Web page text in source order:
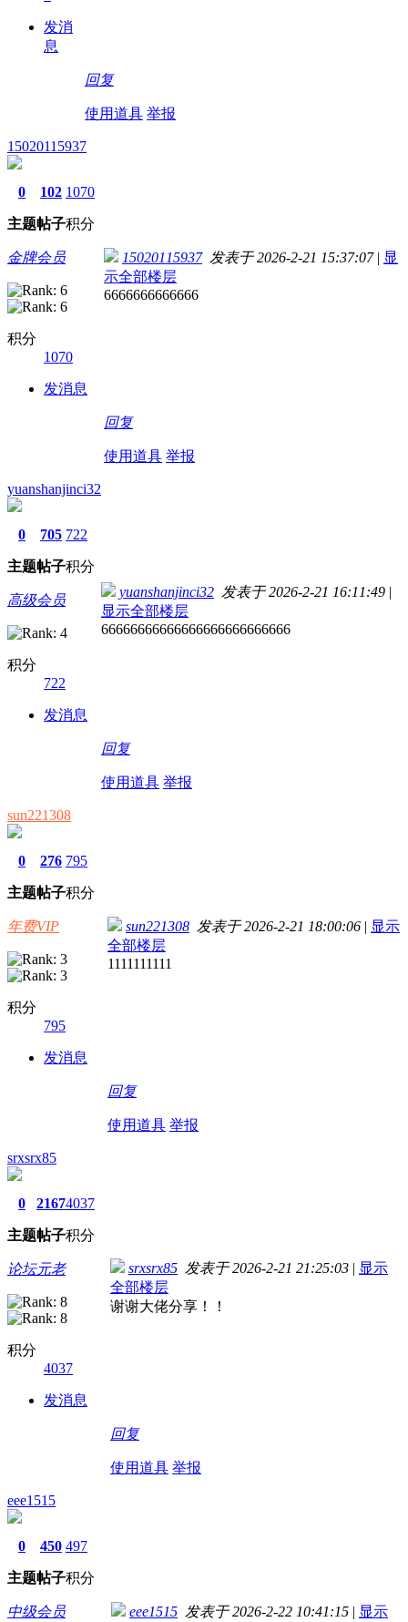
发消
息
回复
使用道具 举报
15020115937
0
主题
102
帖子
1070
积分
金牌会员
积分
1070
发消息
15020115937发表于 2026-2-21 15:37:07 | 显
示全部楼层
6666666666666
回复
使用道具 举报
yuanshanjinci32
0
主题
705
帖子
722
积分
高级会员
积分
722
发消息
yuanshanjinci32 发表于 2026-2-21 16:11:49 |
显示全部楼层
66666666666666666666666666
回复
使用道具 举报
sun221308
0
主题
276
帖子
795
积分
年费VIP
积分
795
发消息
sun221308 发表于 2026-2-21 18:00:06 | 显示
全部楼层
1111111111
回复
使用道具 举报
srxsrx85
0
主题
2167
帖子
4037
积分
论坛元老
积分
4037
发消息
srxsrx85 发表于 2026-2-21 21:25:03 | 显示
全部楼层
谢谢大佬分享！！
回复
使用道具 举报
eee1515
0
主题
450
帖子
497
积分
中级会员 eee1515 发表于 2026-2-22 10:41:15 | 显示